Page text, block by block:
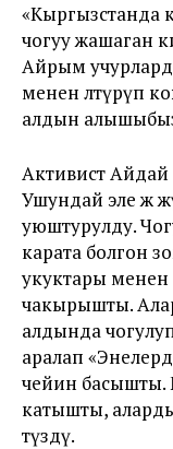
«Кыргызстанда
чогуу жашаган
Айрым
менен өлтүрүп
алдын
Активист Айдай
Ушундай эле
уюштурулду.
карата болгон
укуктары менен
чакырышты.
алдында
аралап
чейин басышты.
катышты,
түздү.